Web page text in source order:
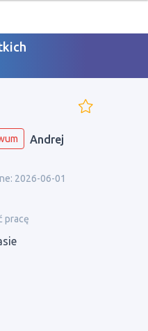
Andrej
2026-06-01
pracę